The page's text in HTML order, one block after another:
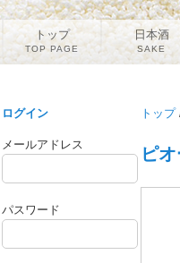
トップ
ピ
ログイン
メールアドレス
パスワード
トップ
TOP PAGE
日本酒
SAKE